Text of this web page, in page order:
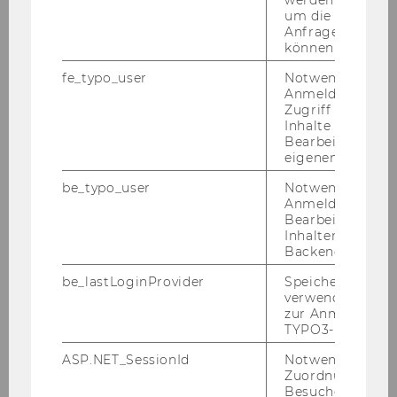
wor­tung zu über­neh­men.“ Er­gän­zend zur WU
Top Le­ague bie­tet die WU zwei wei­te­re För­der­
pro­gram­me für be­son­ders en­ga­gier­te Stu­die­
ren­de. Das seit 1989 be­stehen­de Cen­ter of Ex­
cel­lence er­mög­licht Mas­ter­stu­die­ren­den die
Ar­beit in in­ter­dis­zi­pli­nä­ren Pro­jekt­grup­pen in
enger Ko­ope­ra­ti­on mit Wirt­schafts­part­
ner*innen. Das Jus+ Lab rich­tet sich an her­aus­
ra­gen­de Stu­die­ren­de des Wirt­schafts­rechts
und för­dert in Ko­ope­ra­ti­on mit füh­ren­den Ar­
beit­ge­ber*innen aus dem ju­ris­ti­schen Be­reich
die Ver­net­zung von Stu­di­um und Pra­xis.
Kon­ti­nu­ier­li­che Wei­ter­ent­wick­lung ziel­grup­
An der WU gibt es dar­über hin­aus u. a. ei­ge­ne
Un­ter­stüt­zungs­pro­gram­me für Spit­zen­sport­
ler*innen (in Ko­ope­ra­ti­on mit KADA) und für
um die Antwort
Anfrage
können.
fe_typo_user
Notwendig für
Anmeldung und
Zugriff auf
Inhalte oder zur
Bearbeitung des
eigenen Profils.
be_typo_user
Notwendig für
Anmeldung und
Bearbeitung von
Inhalten im
Backend.
be_lastLoginProvider
Speichert die
verwendete
zur Anmeldung
TYPO3-Backend.
ASP.NET_SessionId
Notwendig, um
Zuordnung von
Besucher zu